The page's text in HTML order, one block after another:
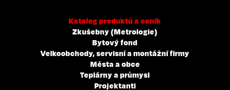
Katalog produktů a ceník
Zkušebny (Metrologie)
Bytový fond
Velkoobchody, servisní a montážní firmy
Města a obce
Teplárny a průmysl
Projektanti